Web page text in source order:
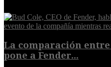
La comparación
pone a Fender...